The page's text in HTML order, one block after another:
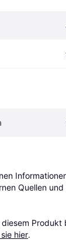
Quellen
diesem
hier.